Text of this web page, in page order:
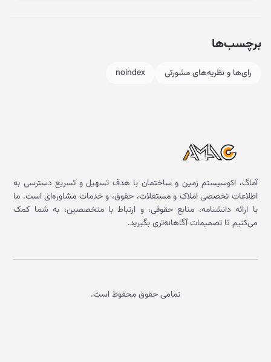
برچسب‌ها
رای‌ها و نظریه‌های مشورتی noindex
آماگ، اکوسیستم زمین و ساختمان با هدف تسهیل و تسریع دسترسی به
اطلاعات تخصصی املاک و مستغلات، حقوق، و خدمات مشاوره‌ای است. ما
با ارائه دانشنامه، منابع حقوقی، و ارتباط با متخصصین، به شما کمک
می‌کنیم تا تصمیمات آگاهانه‌تری بگیرید.
تمامی حقوق محفوظ است.